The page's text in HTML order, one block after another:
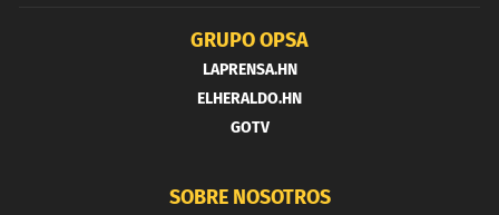
GRUPO OPSA
LAPRENSA.HN
ELHERALDO.HN
GOTV
SOBRE NOSOTROS